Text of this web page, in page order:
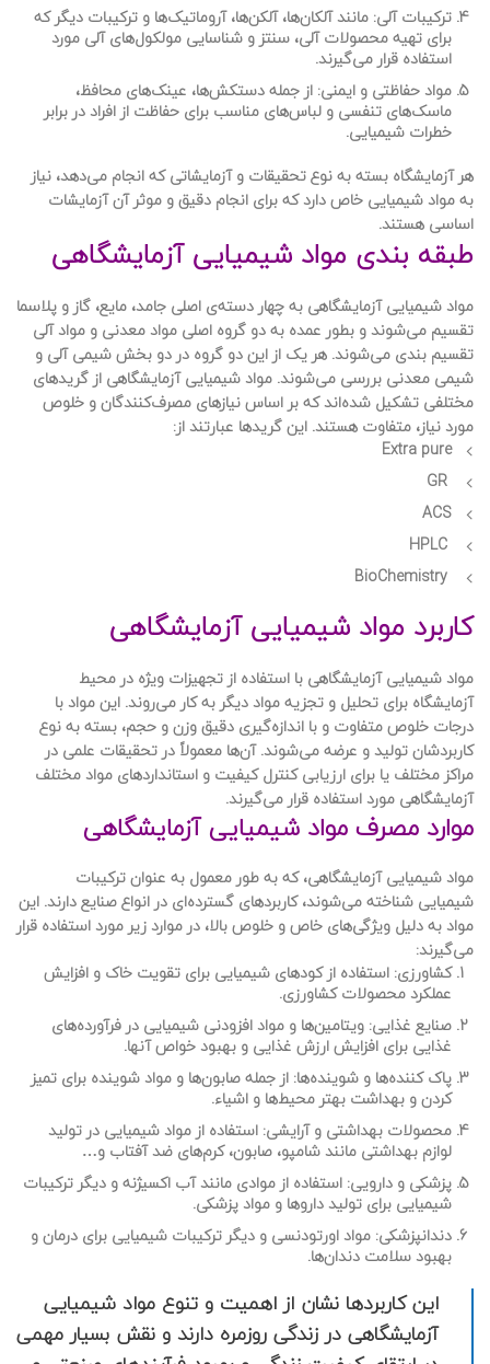
ترکیبات آلی: مانند آلکان‌ها، آلکن‌ها، آروماتیک‌ها و ترکیبات دیگر که
برای تهیه محصولات آلی، سنتز و شناسایی مولکول‌های آلی مورد
استفاده قرار می‌گیرند.
مواد حفاظتی و ایمنی: از جمله دستکش‌ها، عینک‌های محافظ،
ماسک‌های تنفسی و لباس‌های مناسب برای حفاظت از افراد در برابر
خطرات شیمیایی.
هر آزمایشگاه بسته به نوع تحقیقات و آزمایشاتی که انجام می‌دهد، نیاز
به مواد شیمیایی خاص دارد که برای انجام دقیق و موثر آن آزمایشات
اساسی هستند.
طبقه بندی مواد شیمیایی آزمایشگاهی
مواد شیمیایی آزمایشگاهی به چهار دسته‌ی اصلی جامد، مایع، گاز و پلاسما
تقسیم می‌شوند و بطور عمده به دو گروه اصلی مواد معدنی و مواد آلی
تقسیم بندی می‌شوند. هر یک از این دو گروه در دو بخش شیمی آلی و
شیمی معدنی بررسی می‌شوند. مواد شیمیایی آزمایشگاهی از گریدهای
مختلفی تشکیل شده‌اند که بر اساس نیازهای مصرف‌کنندگان و خلوص
مورد نیاز، متفاوت هستند. این گریدها عبارتند از:
Extra pure
ACS
کاربرد مواد شیمیایی آزمایشگاهی
مواد شیمیایی آزمایشگاهی با استفاده از تجهیزات ویژه در محیط
آزمایشگاه برای تحلیل و تجزیه مواد دیگر به کار می‌روند. این مواد با
درجات خلوص متفاوت و با اندازه‌گیری دقیق وزن و حجم، بسته به نوع
کاربردشان تولید و عرضه می‌شوند. آن‌ها معمولاً در تحقیقات علمی در
مراکز مختلف یا برای ارزیابی کنترل کیفیت و استانداردهای مواد مختلف
آزمایشگاهی مورد استفاده قرار می‌گیرند.
موارد مصرف مواد شیمیایی آزمایشگاهی
مواد شیمیایی آزمایشگاهی، که به طور معمول به عنوان ترکیبات
شیمیایی شناخته می‌شوند، کاربردهای گسترده‌ای در انواع صنایع دارند. این
مواد به دلیل ویژگی‌های خاص و خلوص بالا، در موارد زیر مورد استفاده قرار
می‌گیرند:
کشاورزی: استفاده از کودهای شیمیایی برای تقویت خاک و افزایش
عملکرد محصولات کشاورزی.
صنایع غذایی: ویتامین‌ها و مواد افزودنی شیمیایی در فرآورده‌های
غذایی برای افزایش ارزش غذایی و بهبود خواص آنها.
پاک کننده‌ها و شوینده‌ها: از جمله صابون‌ها و مواد شوینده برای تمیز
کردن و بهداشت بهتر محیط‌ها و اشیاء.
محصولات بهداشتی و آرایشی: استفاده از مواد شیمیایی در تولید
لوازم بهداشتی مانند شامپو، صابون، کرم‌های ضد آفتاب و…
پزشکی و دارویی: استفاده از موادی مانند آب اکسیژنه و دیگر ترکیبات
شیمیایی برای تولید داروها و مواد پزشکی.
دندانپزشکی: مواد اورتودنسی و دیگر ترکیبات شیمیایی برای درمان و
بهبود سلامت دندان‌ها.
این کاربردها نشان از اهمیت و تنوع مواد شیمیایی
آزمایشگاهی در زندگی روزمره دارند و نقش بسیار مهمی